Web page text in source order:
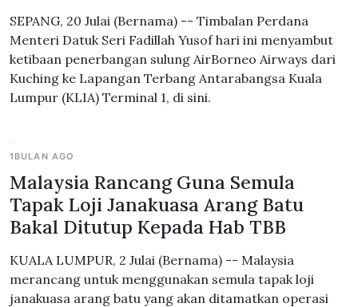
SEPANG, 20 Julai (Bernama) -- Timbalan Perdana
Menteri Datuk Seri Fadillah Yusof hari ini menyambut
ketibaan penerbangan sulung AirBorneo Airways dari
Kuching ke Lapangan Terbang Antarabangsa Kuala
Lumpur (KLIA) Terminal 1, di sini.
1BULAN AGO
Malaysia Rancang Guna Semula
Tapak Loji Janakuasa Arang Batu
Bakal Ditutup Kepada Hab TBB
KUALA LUMPUR, 2 Julai (Bernama) -- Malaysia
merancang untuk menggunakan semula tapak loji
janakuasa arang batu yang akan ditamatkan operasi